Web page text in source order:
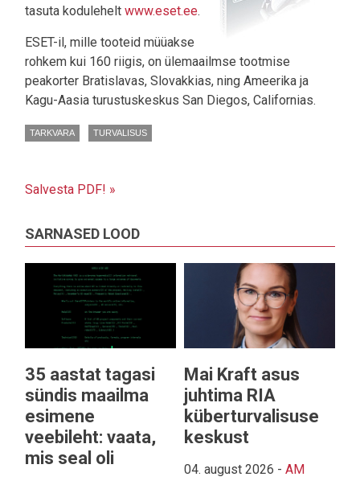
tasuta kodulehelt www.eset.ee.
ESET-il, mille tooteid müüakse
rohkem kui 160 riigis, on ülemaailmse tootmise
peakorter Bratislavas, Slovakkias, ning Ameerika ja
Kagu-Aasia turustuskeskus San Diegos, Californias.
TARKVARA TURVALISUS
Salvesta PDF! »
SARNASED LOOD
35 aastat tagasi
sündis maailma
esimene
veebileht: vaata,
mis seal oli
Mai Kraft asus
juhtima RIA
küberturvalisuse
keskust
04. august 2026 - AM